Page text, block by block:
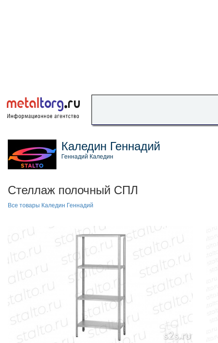
Каледин Геннадий
Геннадий Каледин
Стеллаж полочный СПЛ
Все товары Каледин Геннадий